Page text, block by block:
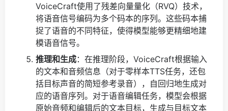
VoiceCraft使用了残差向量量化（RVQ）技术，
将语音信号编码为多个码本的序列。这些码本捕
捉了语音的不同特征，使得模型能够更精细地建
模语音信号。
推理和生成：在推理阶段，VoiceCraft根据输入
的文本和音频信息（对于零样本TTS任务，还包
括目标声音的简短参考录音），自回归地生成对
应的语音序列。对于语音编辑任务，模型会根据
原始音频和编辑后的文本目标，生成与目标文本